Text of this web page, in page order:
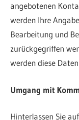
angebotenen
werden Ihre
Bearbeitung und
zurückgegriffen
werden diese
Umgang mit
Hinterlassen Sie